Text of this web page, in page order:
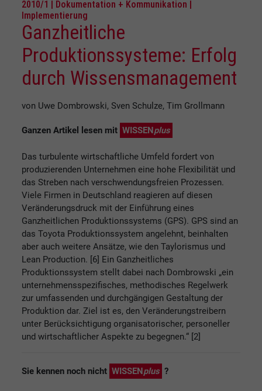
2010/1 | Dokumentation + Kommunikation |
Implementierung
Ganzheitliche
Produktionssysteme: Erfolg
durch Wissensmanagement
von Uwe Dombrowski, Sven Schulze, Tim Grollmann
Ganzen Artikel lesen mit WISSENplus
Das turbulente wirtschaftliche Umfeld fordert von
produzierenden Unternehmen eine hohe Flexibilität und
das Streben nach verschwendungsfreien Prozessen.
Viele Firmen in Deutschland reagieren auf diesen
Veränderungsdruck mit der Einführung eines
Ganzheitlichen Produktionssystems (GPS). GPS sind an
das Toyota Produktionssystem angelehnt, beinhalten
aber auch weitere Ansätze, wie den Taylorismus und
Lean Production. [6] Ein Ganzheitliches
Produktionssystem stellt dabei nach Dombrowski „ein
unternehmensspezifisches, methodisches Regelwerk
zur umfassenden und durchgängigen Gestaltung der
Produktion dar. Ziel ist es, den Veränderungstreibern
unter Berücksichtigung organisatorischer, personeller
und wirtschaftlicher Aspekte zu begegnen.“ [2]
Sie kennen noch nicht WISSENplus ?